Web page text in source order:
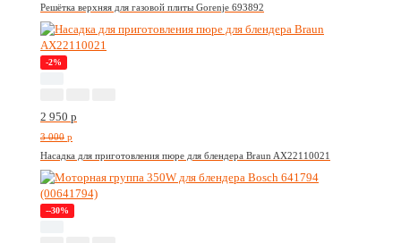
Решётка верхняя для газовой плиты Gorenje 693892
-2%
2 950 p
3 000 p
Насадка для приготовления пюре для блендера Braun AX22110021
--30%